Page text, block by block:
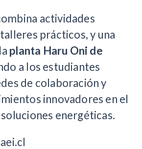
actividades
prácticos, y una
planta Haru Oni de
a los estudiantes
de colaboración y
innovadores en el
energéticas.